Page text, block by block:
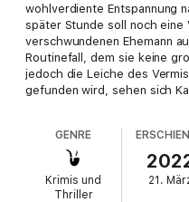
wohlverdiente Entspannung
später Stunde soll noch eine
verschwundenen Ehemann
Routinefall, dem sie keine
jedoch die Leiche des
gefunden wird, sehen sich
von Paros über Amsterdam
scheinbare Gemeinsamkeit
Aber was kann
haben?
GENRE
Krimis und
Thriller
21.